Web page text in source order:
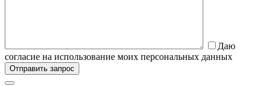
Даю
согласие на использование моих персональных данных